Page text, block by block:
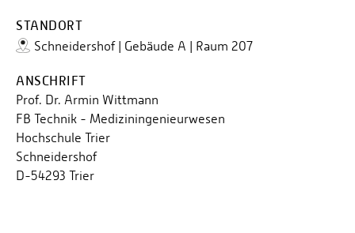
STANDORT
Schneidershof | Gebäude A | Raum 207
ANSCHRIFT
Prof. Dr. Armin Wittmann
FB Technik - Mediziningenieurwesen
Hochschule Trier
Schneidershof
D-54293 Trier